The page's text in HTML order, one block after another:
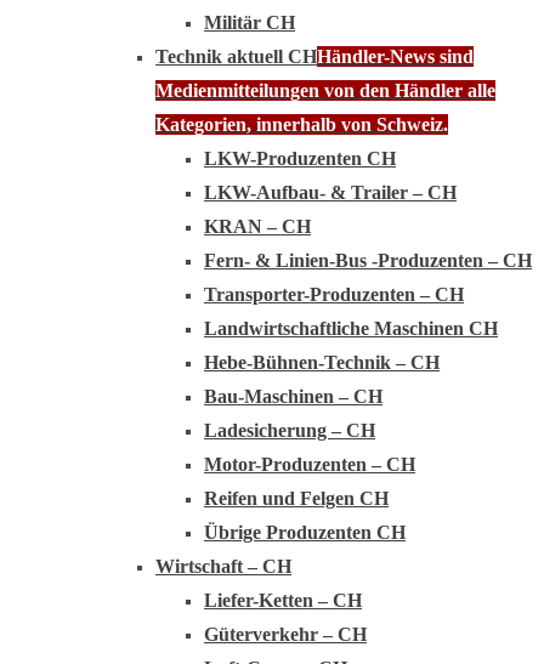
Militär CH
Technik aktuell CHHändler-News sind
Medienmitteilungen von den Händler alle
Kategorien, innerhalb von Schweiz.
LKW-Produzenten CH
LKW-Aufbau- & Trailer – CH
KRAN – CH
Fern- & Linien-Bus -Produzenten – CH
Transporter-Produzenten – CH
Landwirtschaftliche Maschinen CH
Hebe-Bühnen-Technik – CH
Bau-Maschinen – CH
Ladesicherung – CH
Motor-Produzenten – CH
Reifen und Felgen CH
Übrige Produzenten CH
Wirtschaft – CH
Liefer-Ketten – CH
Güterverkehr – CH